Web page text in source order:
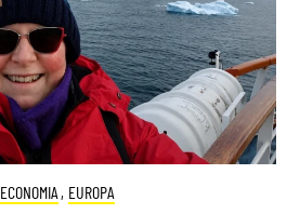
ECONOMIA , EUROPA